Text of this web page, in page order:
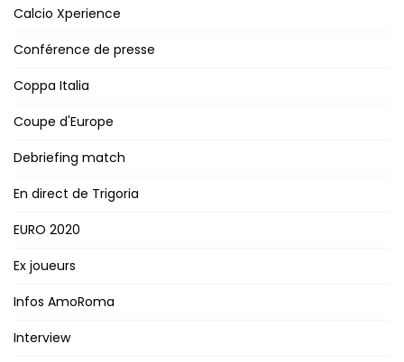
Calcio Xperience
Conférence de presse
Coppa Italia
Coupe d'Europe
Debriefing match
En direct de Trigoria
EURO 2020
Ex joueurs
Infos AmoRoma
Interview